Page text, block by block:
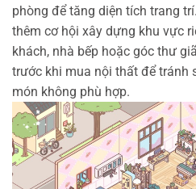
phòng để tăng diện tích trang trí.
thêm cơ hội xây dựng khu vực
khách, nhà bếp hoặc góc thư
trước khi mua nội thất để tránh
món không phù hợp.